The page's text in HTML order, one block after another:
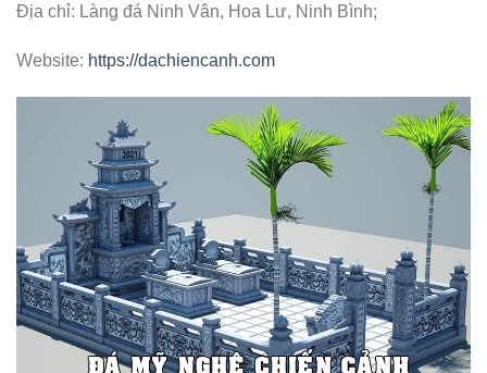
Địa chỉ: Làng đá Ninh Vân, Hoa Lư, Ninh Bình;
Website: https://dachiencanh.com